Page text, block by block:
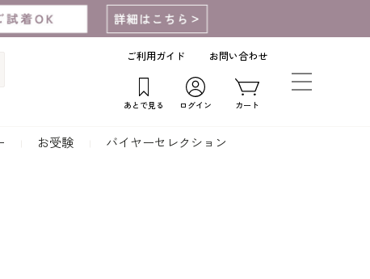
ご利用ガイド お問い合わせ
あとで見る ログイン カート
お受験 バイヤーセレクション